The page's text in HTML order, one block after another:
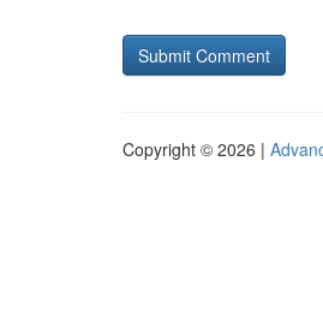
Copyright © 2026 |